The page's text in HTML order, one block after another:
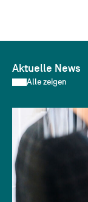
Aktuelle News
Alle zeigen